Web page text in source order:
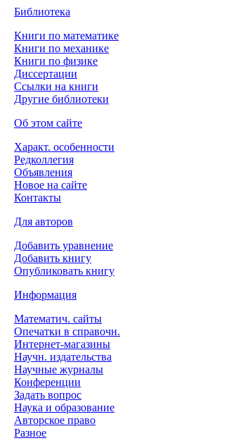
Библиотека
Книги по математике
Книги по механике
Книги по физике
Диссертации
Ссылки на книги
Другие библиотеки
Об этом сайте
Характ. особенности
Редколлегия
Объявления
Новое на сайте
Контакты
Для авторов
Добавить уравнение
Добавить книгу
Опубликовать книгу
Информация
Математич. сайты
Опечатки в справочн.
Интернет-магазины
Научн. издательства
Научные журналы
Конференции
Задать вопрос
Наука и образование
Авторское право
Разное